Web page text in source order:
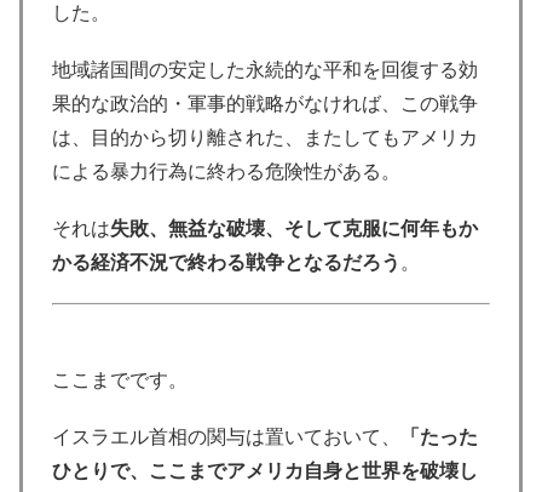
した。
地域諸国間の安定した永続的な平和を回復する効
果的な政治的・軍事的戦略がなければ、この戦争
は、目的から切り離された、またしてもアメリカ
による暴力行為に終わる危険性がある。
それは失敗、無益な破壊、そして克服に何年もか
かる経済不況で終わる戦争となるだろう 。
ここまでです。
イスラエル首相の関与は置いておいて、
「たった
ひとりで、ここまでアメリカ自身と世界を破壊し